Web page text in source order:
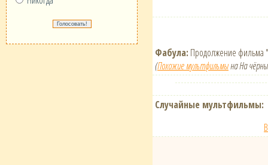
Фабула: Продолжение фильма
(Похожие мультфильмына На
Случайные мультфильмы: